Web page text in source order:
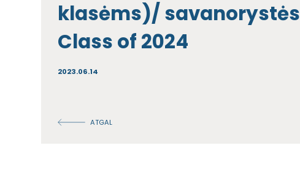
klasėms)/
Class of 2024
2023.06.14
ATGAL